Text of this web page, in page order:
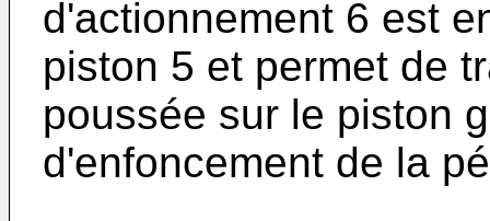
d'actionnement 6 est
piston 5 et permet de
poussée sur le piston
d'enfoncement de la